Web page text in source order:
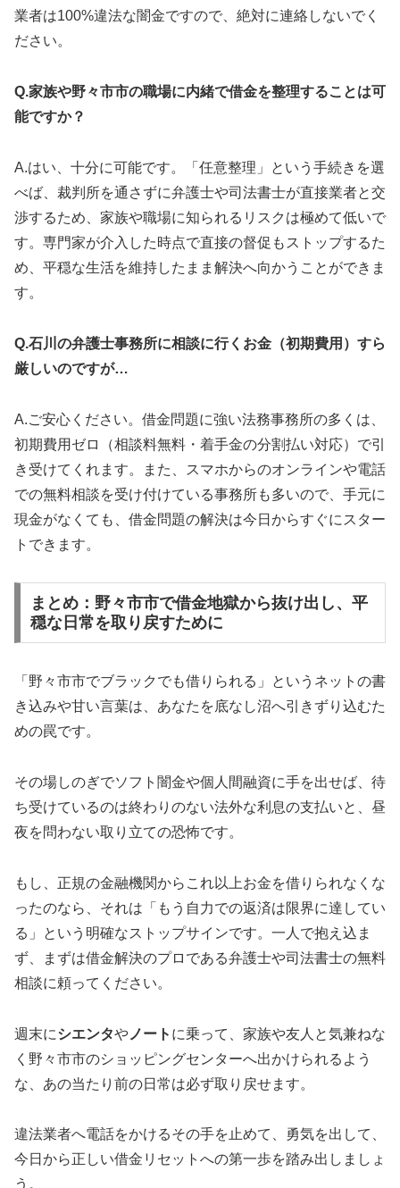
業者は100%違法な闇金ですので、絶対に連絡しないでく
ださい。
Q.家族や野々市市の職場に内緒で借金を整理することは可
能ですか？
A.はい、十分に可能です。「任意整理」という手続きを選
べば、裁判所を通さずに弁護士や司法書士が直接業者と交
渉するため、家族や職場に知られるリスクは極めて低いで
す。専門家が介入した時点で直接の督促もストップするた
め、平穏な生活を維持したまま解決へ向かうことができま
す。
Q.石川の弁護士事務所に相談に行くお金（初期費用）すら
厳しいのですが…
A.ご安心ください。借金問題に強い法務事務所の多くは、
初期費用ゼロ（相談料無料・着手金の分割払い対応）で引
き受けてくれます。また、スマホからのオンラインや電話
での無料相談を受け付けている事務所も多いので、手元に
現金がなくても、借金問題の解決は今日からすぐにスター
トできます。
まとめ：野々市市で借金地獄から抜け出し、平
穏な日常を取り戻すために
「野々市市でブラックでも借りられる」というネットの書
き込みや甘い言葉は、あなたを底なし沼へ引きずり込むた
めの罠です。
その場しのぎでソフト闇金や個人間融資に手を出せば、待
ち受けているのは終わりのない法外な利息の支払いと、昼
夜を問わない取り立ての恐怖です。
もし、正規の金融機関からこれ以上お金を借りられなくな
ったのなら、それは「もう自力での返済は限界に達してい
る」という明確なストップサインです。一人で抱え込ま
ず、まずは借金解決のプロである弁護士や司法書士の無料
相談に頼ってください。
週末にシエンタや ノート に乗って、家族や友人と気兼ねな
く野々市市のショッピングセンターへ出かけられるよう
な、あの当たり前の日常は必ず取り戻せます。
違法業者へ電話をかけるその手を止めて、勇気を出して、
今日から正しい借金リセットへの第一歩を踏み出しましょ
う。